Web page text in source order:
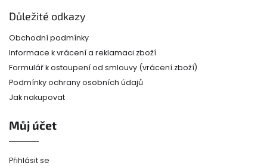
Důležité odkazy
Obchodní podmínky
Informace k vrácení a reklamaci zboží
Formulář k ostoupení od smlouvy (vrácení zboží)
Podmínky ochrany osobních údajů
Jak nakupovat
Můj účet
Přihlásit se